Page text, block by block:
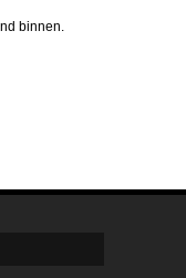
binnen.